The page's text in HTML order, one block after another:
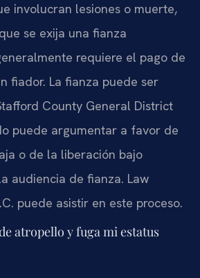
involucran lesiones o muerte,
se exija una fianza
requiere el pago de
fiador. La fianza puede ser
County General District
puede argumentar a favor de
o de la liberación bajo
audiencia de fianza. Law
puede asistir en este proceso.
atropello y fuga mi estatus